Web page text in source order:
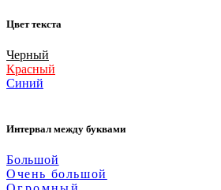
Цвет текста
Черный
Красный
Синий
Интервал между буквами
Большой
Очень большой